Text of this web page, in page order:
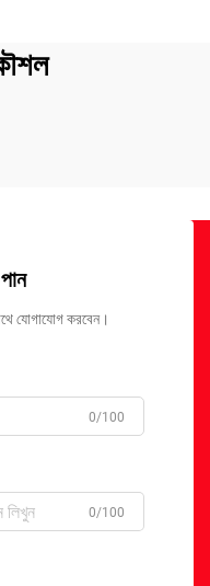
যোগাযোগ করবেন।
0/100
0/100